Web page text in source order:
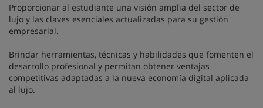
Proporcionar al estudiante una visión amplia del sector de
lujo y las claves esenciales actualizadas para su gestión
empresarial.
Brindar herramientas, técnicas y habilidades que fomenten el
desarrollo profesional y permitan obtener ventajas
competitivas adaptadas a la nueva economía digital aplicada
al lujo.